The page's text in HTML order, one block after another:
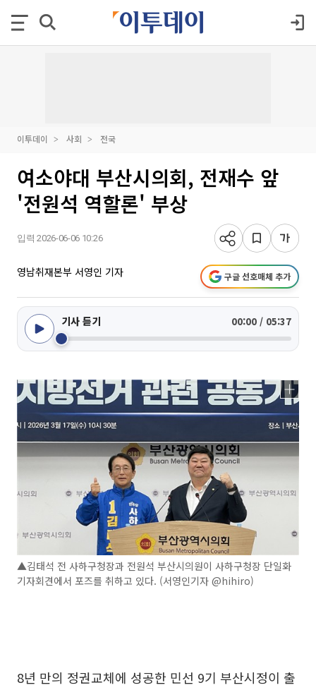
이투데이 사회 전국
여소야대 부산시의회, 전재수 앞
'전원석 역할론' 부상
입력 2026-06-06 10:26
영남취재본부 서영인 기자 구글 선호매체 추가
기사 듣기 00:00 / 05:37
▲김태석 전 사하구청장과 전원석 부산시의원이 사하구청장 단일화
기자회견에서 포즈를 취하고 있다. (서영인기자 @hihiro)
8년 만의 정권교체에 성공한 민선 9기 부산시정이 출